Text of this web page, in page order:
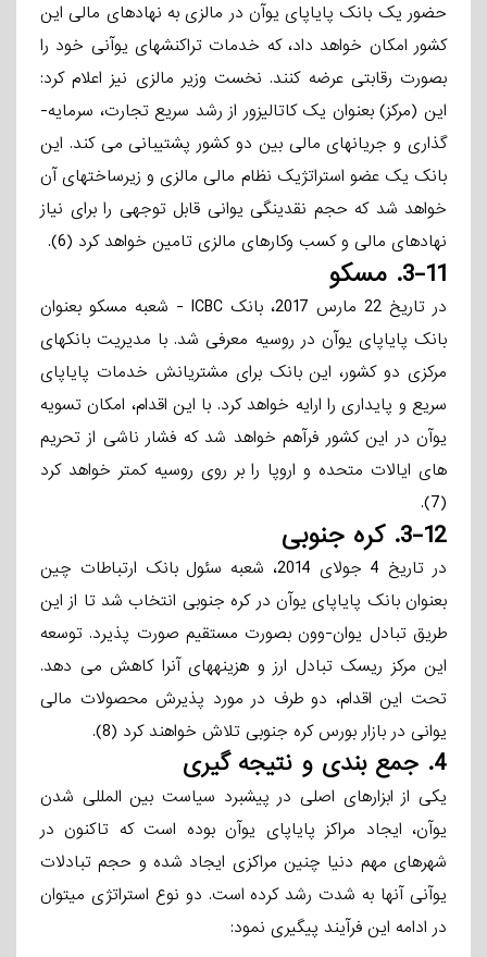
حضور یک بانک پایاپای یوآن در مالزی به نهادهای مالی این
کشور امکان خواهد داد، که خدمات تراکنشهای یوآنی خود را
بصورت رقابتی عرضه کنند. نخست وزیر مالزی نیز اعلام کرد:
این (مرکز) بعنوان یک کاتالیزور از رشد سریع تجارت، سرمایه­
گذاری و جریانهای مالی بین دو کشور پشتیبانی می­ کند. این
بانک یک عضو استراتژیک نظام مالی مالزی و زیرساختهای آن
خواهد شد که حجم نقدینگی یوانی قابل توجهی را برای نیاز
نهادهای مالی و کسب ­وکارهای مالزی تامین خواهد کرد (6).
3-11. مسکو
در تاریخ 22 مارس 2017، بانک ICBC - شعبه مسکو بعنوان
بانک پایاپای یوآن در روسیه معرفی شد. با مدیریت بانکهای
مرکزی دو کشور، این بانک برای مشتریانش خدمات پایاپای
سریع و پایداری را ارایه خواهد کرد. با این اقدام، امکان تسویه
یوآن در این کشور فرآهم خواهد شد که فشار ناشی از تحریم
های ایالات متحده و اروپا را بر روی روسیه کمتر خواهد کرد
(7).
3-12. کره جنوبی
در تاریخ 4 جولای 2014، شعبه سئول بانک ارتباطات چین
بعنوان بانک پایاپای یوآن در کره ­جنوبی انتخاب شد تا از این
طریق تبادل یوان-وون بصورت مستقیم صورت پذیرد. توسعه
این مرکز ریسک تبادل ارز و هزینه­های آنرا کاهش می­ دهد.
تحت این اقدام، دو طرف در مورد پذیرش محصولات مالی
یوانی در بازار بورس کره جنوبی تلاش خواهند کرد (8).
4. جمع بندی و نتیجه گیری
یکی از ابزارهای اصلی در پیشبرد سیاست بین­ المللی ­شدن
یوآن، ایجاد مراکز پایاپای یوآن بوده است که تاکنون در
شهرهای مهم دنیا چنین مراکزی ایجاد شده و حجم تبادلات
یوآنی آنها به شدت رشد کرده است. دو نوع استراتژی می­توان
در ادامه این فرآیند پیگیری نمود: